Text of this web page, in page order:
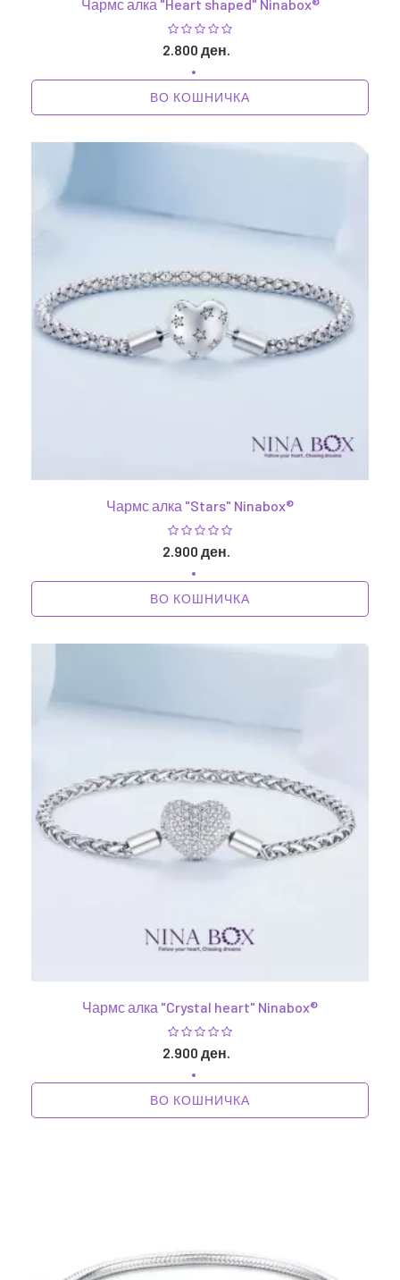
Чармс алка "Heart shaped" Ninabox®
2.800 ден.
ВО КОШНИЧКА
Чармс алка "Stars" Ninabox®
2.900 ден.
ВО КОШНИЧКА
Чармс алка "Crystal heart" Ninabox®
2.900 ден.
ВО КОШНИЧКА